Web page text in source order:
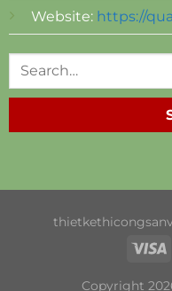
Website: https://
Copyright